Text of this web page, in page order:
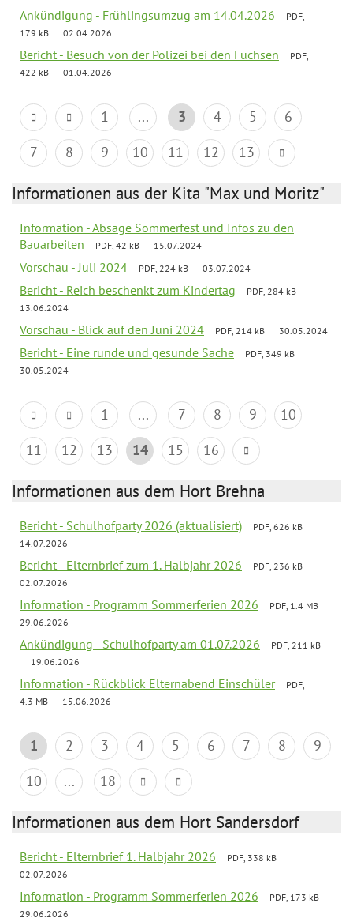
Ankündigung - Frühlingsumzug am 14.04.2026
PDF,
179 kB
02.04.2026
Bericht - Besuch von der Polizei bei den Füchsen
PDF,
422 kB
01.04.2026
1 ... 3 4 5
6
7
8 9 10 11 12 13
Informationen aus der Kita "Max und Moritz"
Information - Absage Sommerfest und Infos zu den
Bauarbeiten
PDF, 42 kB 15.07.2024
Vorschau - Juli 2024 PDF, 224 kB 03.07.2024
Bericht - Reich beschenkt zum Kindertag
PDF, 284 kB
13.06.2024
Vorschau - Blick auf den Juni 2024 PDF, 214 kB 30.05.2024
Bericht - Eine runde und gesunde Sache
PDF, 349 kB
30.05.2024
1 ... 7 8 9
10
11
12 13 14 15 16
Informationen aus dem Hort Brehna
Bericht - Schulhofparty 2026 (aktualisiert)
PDF, 626 kB
14.07.2026
Bericht - Elternbrief zum 1. Halbjahr 2026
PDF, 236 kB
02.07.2026
Information - Programm Sommerferien 2026
PDF, 1.4 MB
29.06.2026
Ankündigung - Schulhofparty am 01.07.2026
PDF, 211 kB
19.06.2026
Information - Rückblick Elternabend Einschüler
PDF,
4.3 MB
15.06.2026
1 2 3 4 5 6 7 8
9
10
... 18
Informationen aus dem Hort Sandersdorf
Bericht - Elternbrief 1. Halbjahr 2026
PDF, 338 kB
02.07.2026
Information - Programm Sommerferien 2026
PDF, 173 kB
29.06.2026